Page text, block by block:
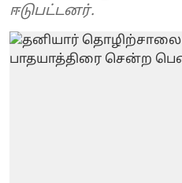
ஈடுபட்டனர்.